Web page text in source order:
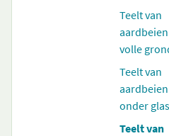
Teelt van
volle
Teelt van
aardbeien
onder glas
Teelt van